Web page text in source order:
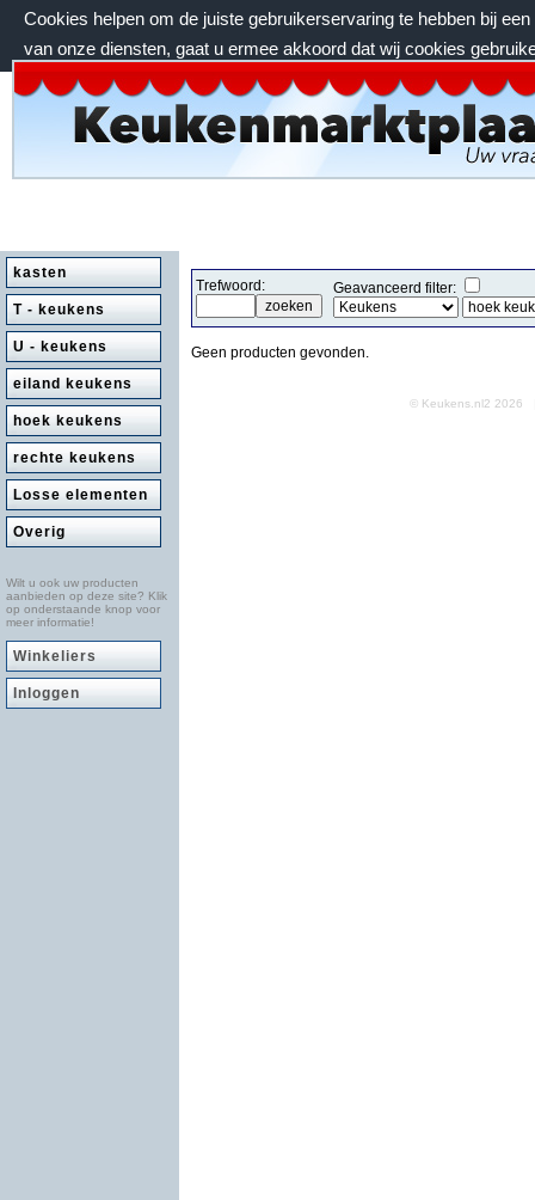
Cookies helpen om de juiste gebruikerservaring te hebben bij
van onze diensten, gaat u ermee akkoord dat wij cookies
vrijdag 7 augustus 2026, 09:11 uur
kasten
T - keukens
U - keukens
eiland keukens
hoek keukens
rechte keukens
Losse elementen
Overig
Wilt u ook uw producten
aanbieden op deze site? Klik
op onderstaande knop voor
meer informatie!
Winkeliers
Inloggen
Trefwoord: Geavanceerd filter:
Geen producten gevonden.
© Keukens.nl2